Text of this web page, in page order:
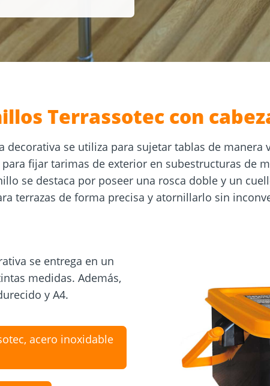
Tejado y fachada Cimientos
atornillados
tornillos
Terrassotec con
decorativa se utiliza para sujetar tablas de
fijar tarimas de exterior en subestructuras de
se destaca por poseer una rosca doble y un
terrazas de forma precisa y atornillarlo sin
se entrega en un
medidas. Además,
y A4.
acero inoxidable